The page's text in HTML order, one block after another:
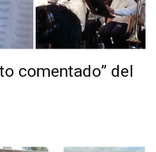
comentado” del